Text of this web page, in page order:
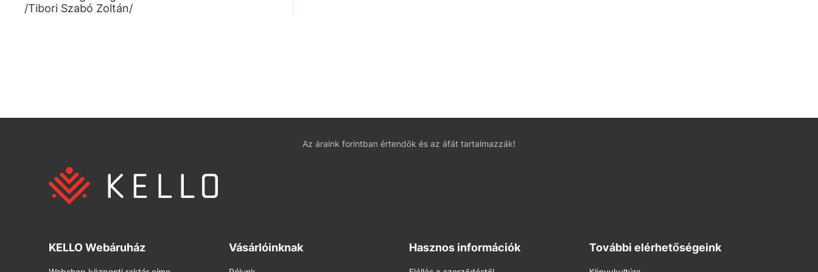
/Tibori Szabó Zoltán/
Az áraink forintban értendők és az áfát tartalmazzák!
KELLO Webáruház Vásárlóinknak Hasznos információk További elérhetőségeink